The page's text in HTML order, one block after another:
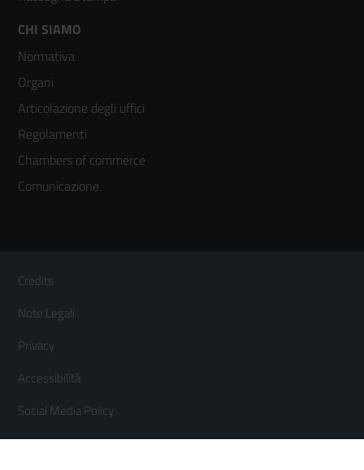
Footer
menù
colonna
3
CHI SIAMO
Normativa
Organi
Articolazione degli uffici
Regolamenti
Chambers of commerce
Comunicazione
Footer
Menù
orizzontale
Credits
Note Legali
Privacy
Accessibilità
Social Media Policy